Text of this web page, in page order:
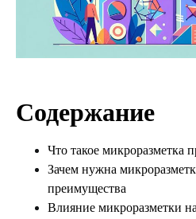
Содержание
Что такое микроразметка
Зачем нужна
преимущества
Влияние микроразметки